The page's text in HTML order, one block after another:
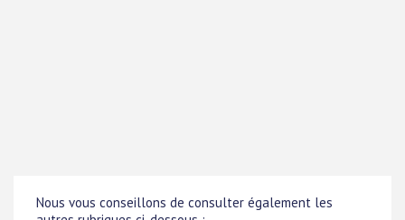
Nous vous conseillons de consulter également les